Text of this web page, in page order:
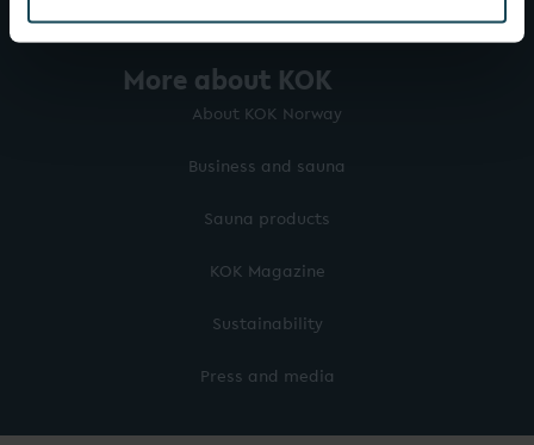
More about KOK
About KOK Norway
Business and sauna
Sauna products
KOK Magazine
Sustainability
Press and media